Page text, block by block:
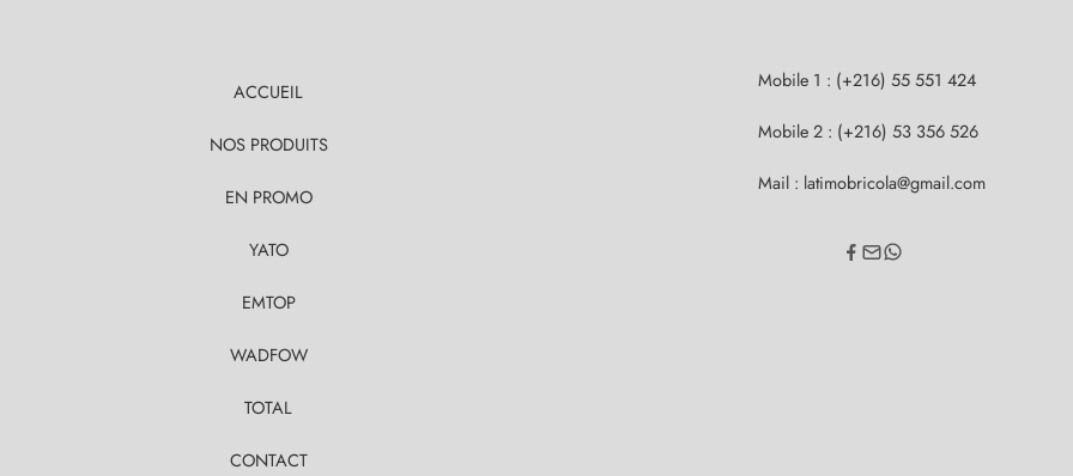
ACCUEIL
NOS PRODUITS
EN PROMO
YATO
EMTOP
WADFOW
TOTAL
CONTACT
Mobile 1 : (+216) 55 551 424
Mobile 2 : (+216) 53 356 526
Mail : latimobricola@gmail.com